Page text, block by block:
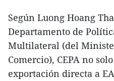
Según Luong Hoang
Departamento de
Multilateral (del
Comercio), CEPA no
exportación directa a